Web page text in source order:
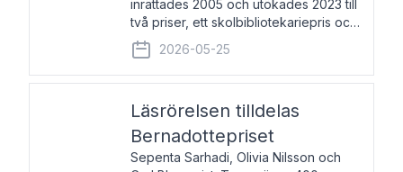
inrättades 2005 och utökades 2023 till
två priser, ett skolbibliotekariepris och
ett folkbibliotekariepris. Priserna skall
tilldelas bibliotekarier vid svenska folk-
och skolbibliotek som gjort värdefull
2026-05-25
Läsrörelsen tilldelas
Bernadottepriset
Sepenta Sarhadi, Olivia Nilsson och